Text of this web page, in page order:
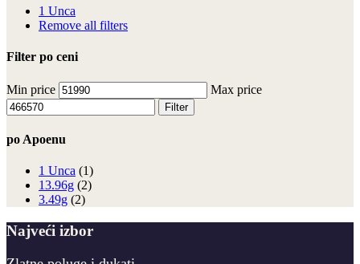
1 Unca
Remove all filters
Filter po ceni
Min price Max price
Filter
po Apoenu
1 Unca (1)
13.96g (2)
3.49g (2)
Najveći izbor